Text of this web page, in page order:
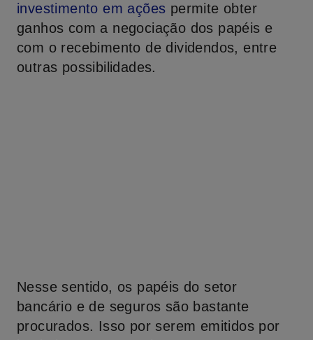
investimento em ações permite obter
ganhos com a negociação dos papéis e
com o recebimento de dividendos, entre
outras possibilidades.
Nesse sentido, os papéis do setor
bancário e de seguros são bastante
procurados. Isso por serem emitidos por